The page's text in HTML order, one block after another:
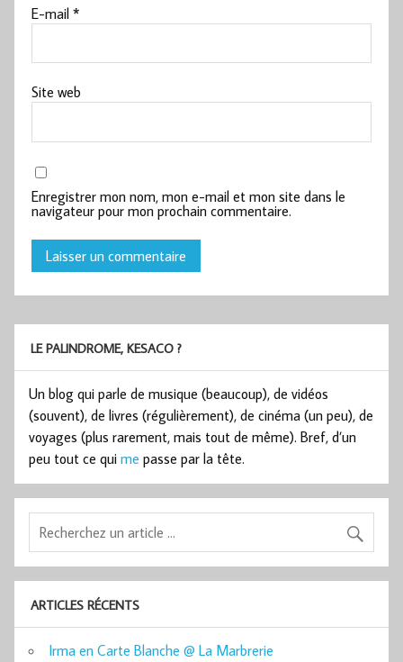
E-mail*
Site web
Enregistrer mon nom, mon e-mail et mon site dans le
navigateur pour mon prochain commentaire.
LE PALINDROME, KESACO ?
Un blog qui parle de musique (beaucoup), de vidéos
(souvent), de livres (régulièrement), de cinéma (un peu), de
voyages (plus rarement, mais tout de même). Bref, d’un
peu tout ce qui me passe par la tête.
ARTICLES RÉCENTS
Irma en Carte Blanche @ La Marbrerie